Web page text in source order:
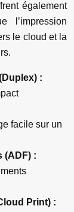
également
l’impression
le cloud et la
:
facile sur un
(ADF) :
Print) :